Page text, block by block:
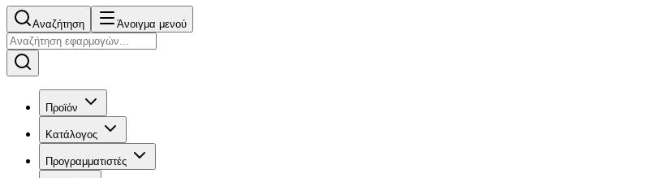
Αναζήτηση Άνοιγμα μενού
Προϊόν
Κατάλογος
Προγραμματιστές